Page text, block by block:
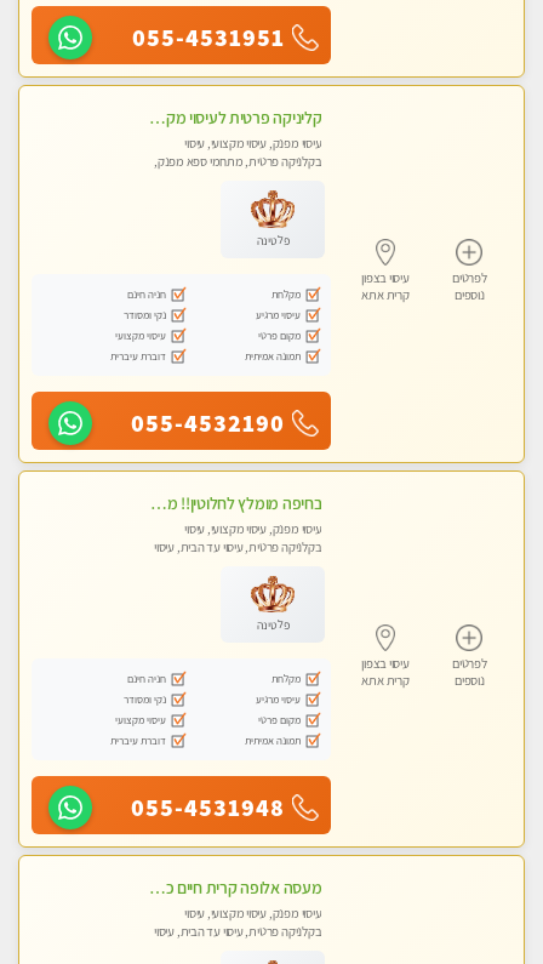
055-4531951
לפרטים
נוספים
עיסוי בצפון
קרית אתא
קליניקה פרטית לעיסוי מקצועי ואלטרנטיבי ברמה גבוהה VIP תתקשר ..... highly recommended..new in the city
עיסוי מפנק, עיסוי מקצועי, עיסוי
בקלניקה פרטית, מתחמי ספא מפנק,
טנטרה, עיסוי מגבר לגבר, עיסוי מגבר
לאישה
פלטינה
מקלחת
חניה חינם
עיסוי מרגיע
נקי ומסודר
מקום פרטי
עיסוי מקצועי
תמונה אמיתית
דוברת עיברית
055-4532190
לפרטים
נוספים
עיסוי בצפון
קרית אתא
בחיפה מומלץ לחלוטין!! מעסה יפה איכותית מקצועית ומפנקת מאוד פרטי מומלץ בחום.עיסוי מפנק מאוווד.
עיסוי מפנק, עיסוי מקצועי, עיסוי
בקלניקה פרטית, עיסוי עד הבית, עיסוי
פלטינה
מקלחת
חניה חינם
עיסוי מרגיע
נקי ומסודר
מקום פרטי
עיסוי מקצועי
תמונה אמיתית
דוברת עיברית
055-4531948
מעסה אלופה קרית חיים כל סוגי העיסויים מעסה מקצועית ואיכותית פרטי!!
עיסוי מפנק, עיסוי מקצועי, עיסוי
בקלניקה פרטית, עיסוי עד הבית, עיסוי